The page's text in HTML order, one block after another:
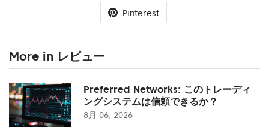
Pinterest
More in レビュー
Preferred Networks: このトレーディ
ングシステムは信頼できるか？
8月 06, 2026